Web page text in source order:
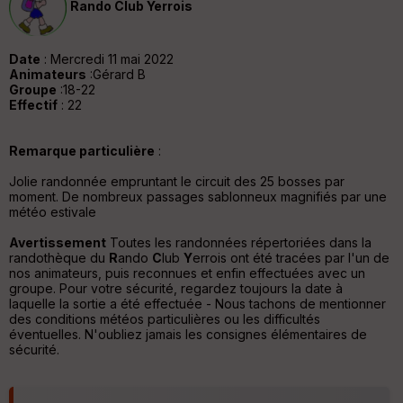
ar
ar
ri
v
e
C
Rando Club Yerrois
Date : Mercredi 11 mai 2022
Animateurs :Gérard B
Groupe :18-22
Effectif : 22
Remarque particulière :
Jolie randonnée empruntant le circuit des 25 bosses par
moment. De nombreux passages sablonneux magnifiés par une
météo estivale
Avertissement Toutes les randonnées répertoriées dans la
randothèque du Rando Club Yerrois ont été tracées par l'un de
nos animateurs, puis reconnues et enfin effectuées avec un
groupe. Pour votre sécurité, regardez toujours la date à
laquelle la sortie a été effectuée - Nous tachons de mentionner
des conditions météos particulières ou les difficultés
éventuelles. N'oubliez jamais les consignes élémentaires de
sécurité.